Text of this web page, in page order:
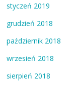
styczeń 2019
grudzień 2018
październik 2018
wrzesień 2018
sierpień 2018